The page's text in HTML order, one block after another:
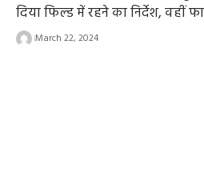
दिया फिल्ड में रहने का निर्देश, वहीं
March 22, 2024